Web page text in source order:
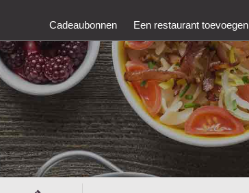
Cadeaubonnen Een restaurant toevoegen